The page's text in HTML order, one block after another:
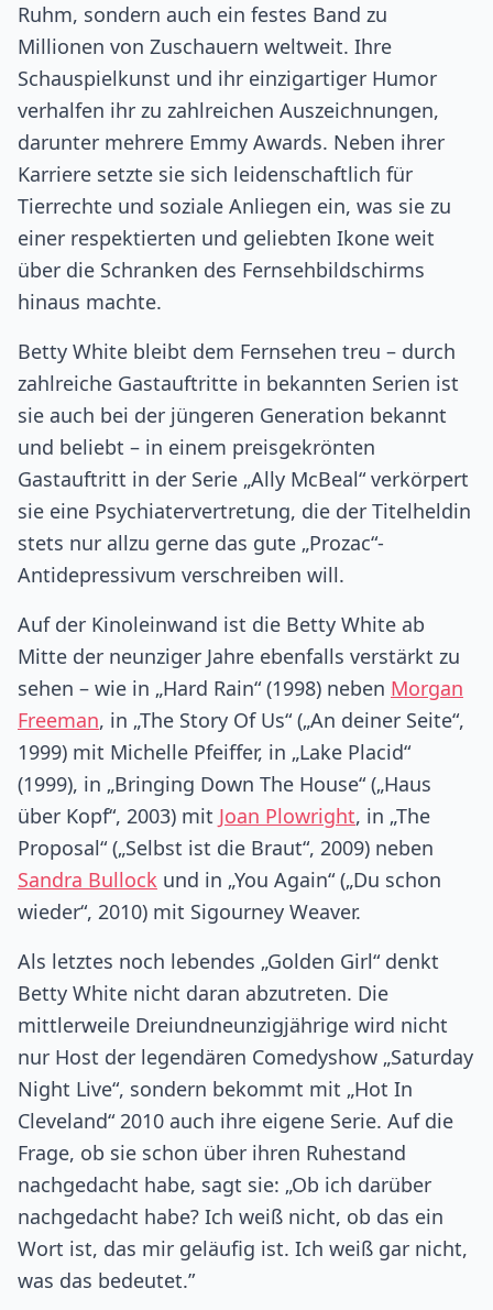
Ruhm, sondern auch ein festes Band zu
Millionen von Zuschauern weltweit. Ihre
Schauspielkunst und ihr einzigartiger Humor
verhalfen ihr zu zahlreichen Auszeichnungen,
darunter mehrere Emmy Awards. Neben ihrer
Karriere setzte sie sich leidenschaftlich für
Tierrechte und soziale Anliegen ein, was sie zu
einer respektierten und geliebten Ikone weit
über die Schranken des Fernsehbildschirms
hinaus machte.
Betty White bleibt dem Fernsehen treu – durch
zahlreiche Gastauftritte in bekannten Serien ist
sie auch bei der jüngeren Generation bekannt
und beliebt – in einem preisgekrönten
Gastauftritt in der Serie „Ally McBeal“ verkörpert
sie eine Psychiatervertretung, die der Titelheldin
stets nur allzu gerne das gute „Prozac“-
Antidepressivum verschreiben will.
Auf der Kinoleinwand ist die Betty White ab
Mitte der neunziger Jahre ebenfalls verstärkt zu
sehen – wie in „Hard Rain“ (1998) neben Morgan
Freeman, in „The Story Of Us“ („An deiner Seite“,
1999) mit Michelle Pfeiffer, in „Lake Placid“
(1999), in „Bringing Down The House“ („Haus
über Kopf“, 2003) mit Joan Plowright, in „The
Proposal“ („Selbst ist die Braut“, 2009) neben
Sandra Bullock und in „You Again“ („Du schon
wieder“, 2010) mit Sigourney Weaver.
Als letztes noch lebendes „Golden Girl“ denkt
Betty White nicht daran abzutreten. Die
mittlerweile Dreiundneunzigjährige wird nicht
nur Host der legendären Comedyshow „Saturday
Night Live“, sondern bekommt mit „Hot In
Cleveland“ 2010 auch ihre eigene Serie. Auf die
Frage, ob sie schon über ihren Ruhestand
nachgedacht habe, sagt sie: „Ob ich darüber
nachgedacht habe? Ich weiß nicht, ob das ein
Wort ist, das mir geläufig ist. Ich weiß gar nicht,
was das bedeutet.”